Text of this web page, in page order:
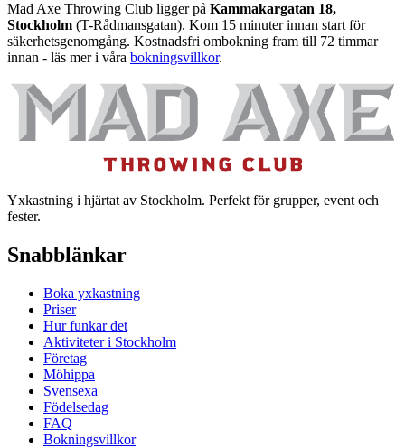
Mad Axe Throwing Club ligger på Kammakargatan 18,
Stockholm (T-Rådmansgatan). Kom 15 minuter innan start för
säkerhetsgenomgång. Kostnadsfri ombokning fram till 72 timmar
innan - läs mer i våra bokningsvillkor.
Yxkastning i hjärtat av Stockholm. Perfekt för grupper, event och
fester.
Snabblänkar
Boka yxkastning
Priser
Hur funkar det
Aktiviteter i Stockholm
Företag
Möhippa
Svensexa
Födelsedag
FAQ
Bokningsvillkor